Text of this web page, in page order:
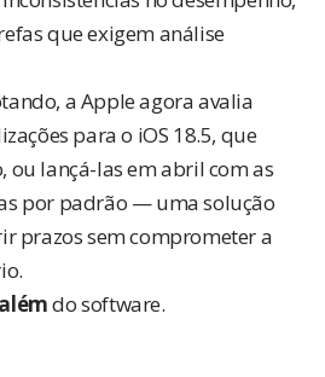
que exigem análise
a Apple agora avalia
para o iOS 18.5, que
ou lançá-las em abril com as
por padrão — uma solução
prazos sem comprometer a
do software.